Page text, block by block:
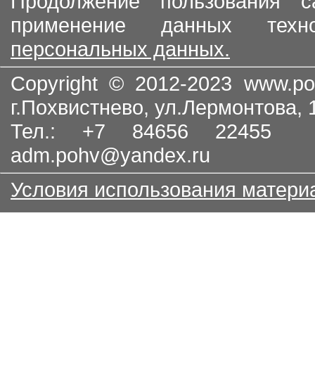
применение данных
персональных данных.
Copyright © 2012-2023
г.Похвистнево, ул.Лермонтова,
Тел.: +7 84656
adm.pohv@yandex.ru
Условия использования